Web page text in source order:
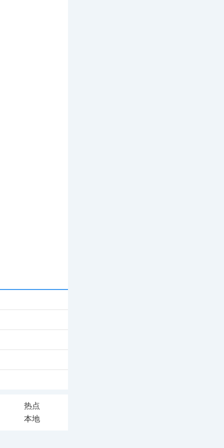
热点
本地